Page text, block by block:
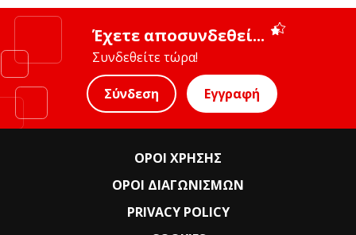
Έχετε αποσυνδεθεί...
Συνδεθείτε τώρα!
Σύνδεση Εγγραφή
ΟΡΟΙ ΧΡΗΣΗΣ
ΟΡΟΙ ΔΙΑΓΩΝΙΣΜΩΝ
PRIVACY POLICY